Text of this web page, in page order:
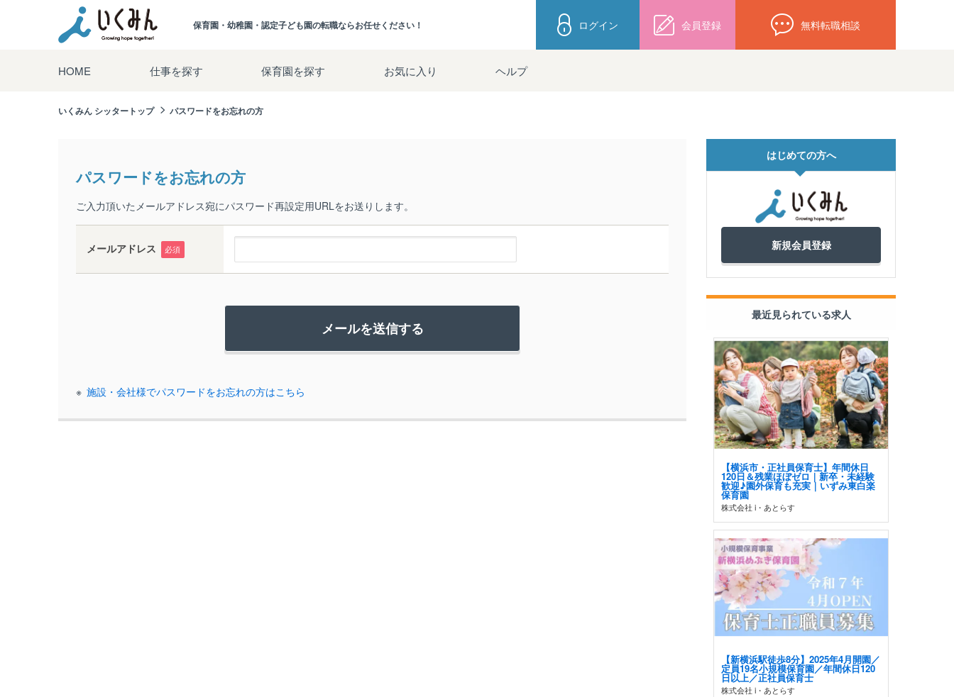
保育園・幼稚園・認定子ども園の転職ならお任せください！ ログイン 会員登録 無料転職相談
HOME 仕事を探す 保育園を探す お気に入り ヘルプ
いくみん シッタートップ パスワードをお忘れの方
パスワードをお忘れの方
ご入力頂いたメールアドレス宛にパスワード再設定用URLをお送りします。
メールアドレス 必須
施設・会社様でパスワードをお忘れの方はこちら
はじめての方へ
新規会員登録
最近見られている求人
【横浜市・正社員保育士】年間休日
120日＆残業ほぼゼロ｜新卒・未経験
歓迎♪園外保育も充実｜いずみ東白楽
保育園
株式会社 i・あとらす
【新横浜駅徒歩8分】2025年4月開園／
定員19名小規模保育園／年間休日120
日以上／正社員保育士
株式会社 i・あとらす